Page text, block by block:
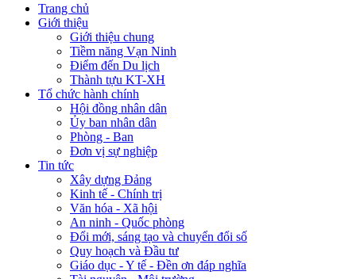
Trang chủ
Giới thiệu
Giới thiệu chung
Tiềm năng Vạn Ninh
Điểm đến Du lịch
Thành tựu KT-XH
Tổ chức hành chính
Hội đồng nhân dân
Ủy ban nhân dân
Phòng - Ban
Đơn vị sự nghiệp
Tin tức
Xây dựng Đảng
Kinh tế - Chính trị
Văn hóa - Xã hội
An ninh - Quốc phòng
Đổi mới, sáng tạo và chuyển đổi số
Quy hoạch và Đầu tư
Giáo dục - Y tế - Đền ơn đáp nghĩa